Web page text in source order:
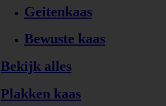
Geitenkaas
Bewuste kaas
Bekijk alles
Plakken kaas